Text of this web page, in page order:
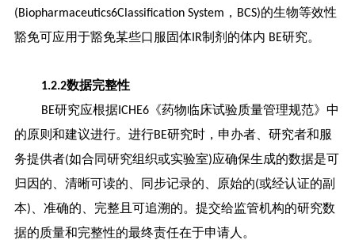
(Biopharmaceutics6Classification System ， BCS)的生物等效性
豁免可应用于豁免某些口服固体IR制剂的体内 BE研究。
1.2.2数据完整性
BE研究应根据ICHE6《药物临床试验质量管理规范》中
的原则和建议进行。进行BE研究时，申办者、研究者和服
务提供者(如合同研究组织或实验室)应确保生成的数据是可
归因的、清晰可读的、同步记录的、原始的(或经认证的副
本) 、准确的、完整且可追溯的。提交给监管机构的研究数
据的质量和完整性的最终责任在于申请人。